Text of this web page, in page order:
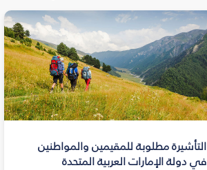
التأشيرة مطلوبة للمقيمين والمواطنين
في دولة الإمارات العربية المتحدة